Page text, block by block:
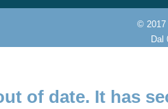
© 2017
Dal
of date. It has